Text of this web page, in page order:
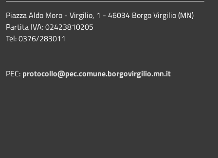
Piazza Aldo Moro - Virgilio, 1 - 46034 Borgo Virgilio (MN)
Partita IVA: 02423810205
Tel: 0376/283011
PEC: protocollo@pec.comune.borgovirgilio.mn.it